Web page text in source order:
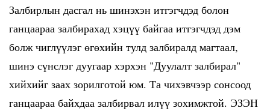
Залбирлын дасгал нь шинэхэн итгэгчдэд болон
ганцаараа залбирахад хэцүү байгаа итгэгчдэд дэм
болж чиглүүлэг өгөхийн тулд залбиралд магтаал,
шинэ сүнслэг дуугаар хэрхэн "Дуулалт залбирал"
хийхийг заах зорилготой юм. Та чихэвчээр сонсоод
ганцаараа байхдаа залбирвал илүү зохимжтой. ЭЗЭН